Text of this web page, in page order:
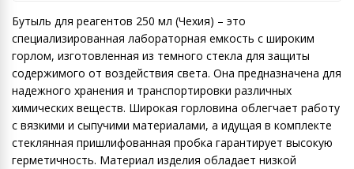
Бутыль для реагентов 250 мл (Чехия) – это
специализированная лабораторная емкость с широким
горлом, изготовленная из темного стекла для защиты
содержимого от воздействия света. Она предназначена для
надежного хранения и транспортировки различных
химических веществ. Широкая горловина облегчает работу
с вязкими и сыпучими материалами, а идущая в комплекте
стеклянная пришлифованная пробка гарантирует высокую
герметичность. Материал изделия обладает низкой